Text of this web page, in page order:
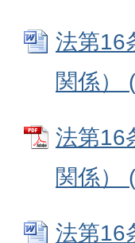
法第16
関係）
法第16
関係）
法第16